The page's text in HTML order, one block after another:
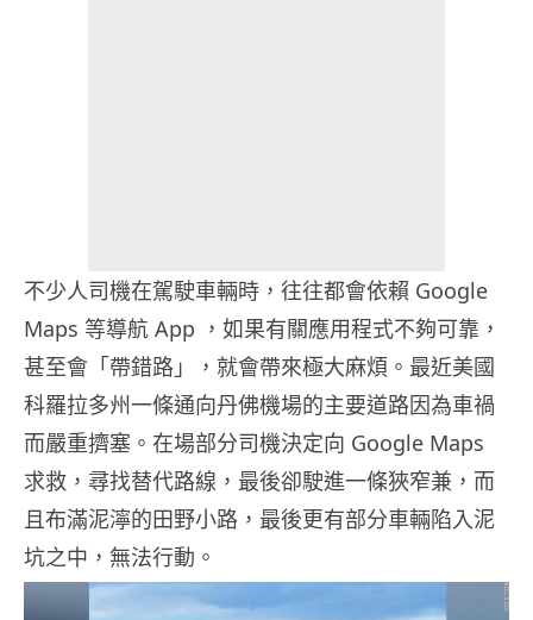
不少人司機在駕駛車輛時，往往都會依賴 Google
Maps 等導航 App ，如果有關應用程式不夠可靠，
甚至會「帶錯路」，就會帶來極大麻煩。最近美國
科羅拉多州一條通向丹佛機場的主要道路因為車禍
而嚴重擠塞。在場部分司機決定向 Google Maps
求救，尋找替代路線，最後卻駛進一條狹窄兼，而
且布滿泥濘的田野小路，最後更有部分車輛陷入泥
坑之中，無法行動。